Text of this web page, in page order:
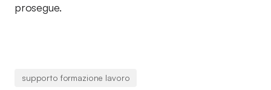
prosegue.
supporto formazione lavoro